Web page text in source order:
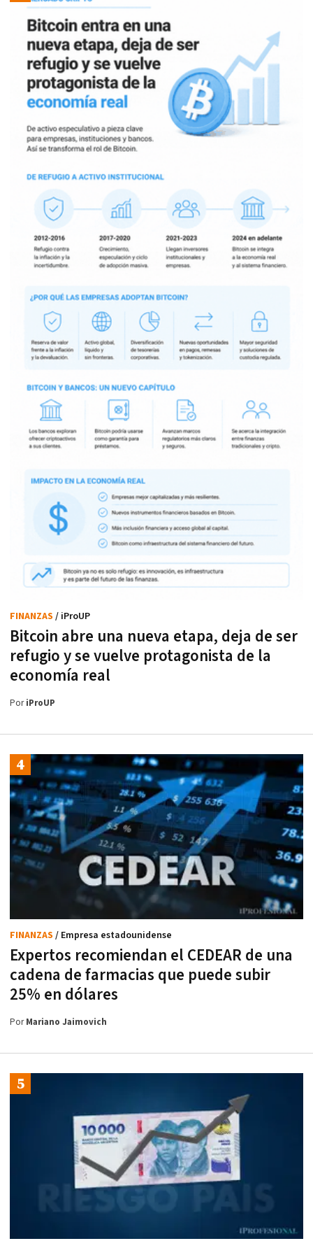
Bitcoin abre una nueva etapa, deja de ser
refugio y se vuelve protagonista de la
economía real
FINANZAS / iProUP
PoriProUP
Expertos recomiendan el CEDEAR de una
cadena de farmacias que puede subir
25% en dólares
FINANZAS / Empresa estadounidense
PorMariano Jaimovich